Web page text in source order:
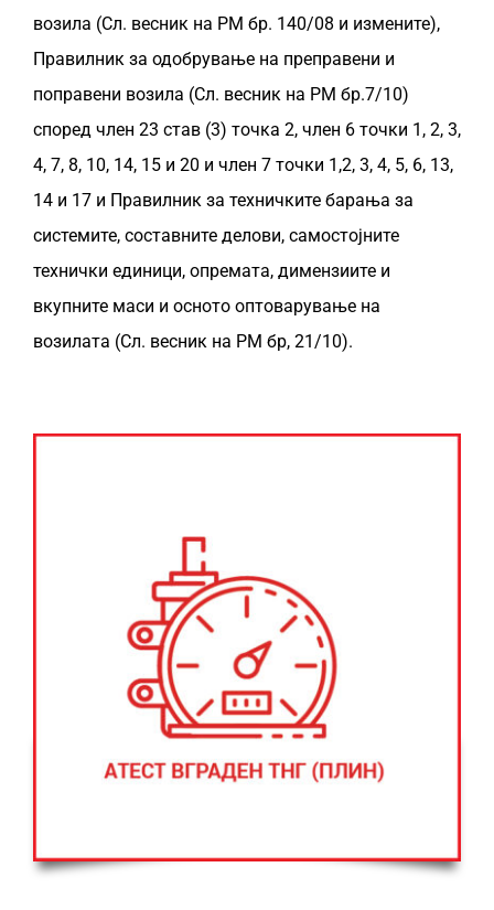
КОНТАКТ
САК КЛУБ
возила (Сл. весник на РМ бр. 140/08 и измените),
Правилник за одобрување на преправени и
поправени возила (Сл. весник на РМ бр.7/10)
според член 23 став (3) точка 2, член 6 точки 1, 2, 3,
4, 7, 8, 10, 14, 15 и 20 и член 7 точки 1,2, 3, 4, 5, 6, 13,
14 и 17 и Правилник за техничките барања за
системите, составните делови, самостојните
технички единици, опремата, димензиите и
вкупните маси и осното оптоварување на
возилата (Сл. весник на РМ бр, 21/10).